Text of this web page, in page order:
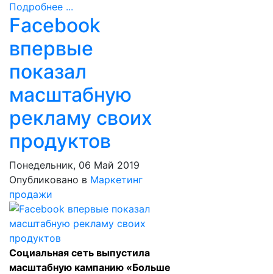
Подробнее ...
Facebook
впервые
показал
масштабную
рекламу своих
продуктов
Понедельник, 06 Май 2019
Опубликовано в Маркетинг
продажи
Социальная сеть выпустила
масштабную кампанию «Больше